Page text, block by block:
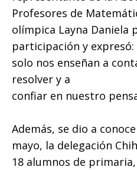
Profesores de
olímpica Layna Daniela
participación y expresó:
solo nos enseñan a
resolver y a
confiar en nuestro
Además, se dio a
mayo, la delegación
18 alumnos de